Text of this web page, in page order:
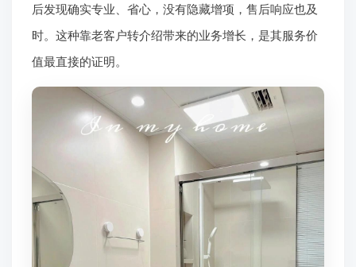
后发现确实专业、省心，没有隐藏增项，售后响应也及
时。这种靠老客户转介绍带来的业务增长，是其服务价
值最直接的证明。